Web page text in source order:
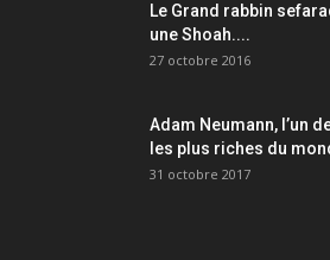
Le Grand rabbin
une Shoah....
27 octobre 2016
Adam Neumann, l’un
les plus riches du
31 octobre 2017